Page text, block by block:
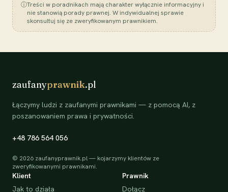
ⓘTreści w poradnikach mają charakter wyłącznie informacyjny i
nie stanowią porady prawnej. W indywidualnej sprawie
skonsultuj się ze zweryfikowanym prawnikiem.
zaufanyprawnik.pl
Łączymy ludzi z zaufanymi prawnikami — z pomocą AI, z
poszanowaniem prawa i prywatności.
+48 786 564 056
© 2026 zaufanyprawnik.pl — kojarzymy klientów ze
zweryfikowanymi prawnikami.
Klient
Jak to działa
Prawnik
Dołącz